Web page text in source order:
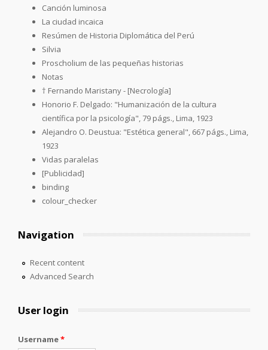
Canción luminosa
La ciudad incaica
Resúmen de Historia Diplomática del Perú
Silvia
Proscholium de las pequeñas historias
Notas
† Fernando Maristany - [Necrología]
Honorio F. Delgado: "Humanización de la cultura
científica por la psicología", 79 págs., Lima, 1923
Alejandro O. Deustua: "Estética general", 667 págs., Lima,
1923
Vidas paralelas
[Publicidad]
binding
colour_checker
Navigation
Recent content
Advanced Search
User login
Username*